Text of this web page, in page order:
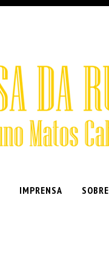
IMPRENSA